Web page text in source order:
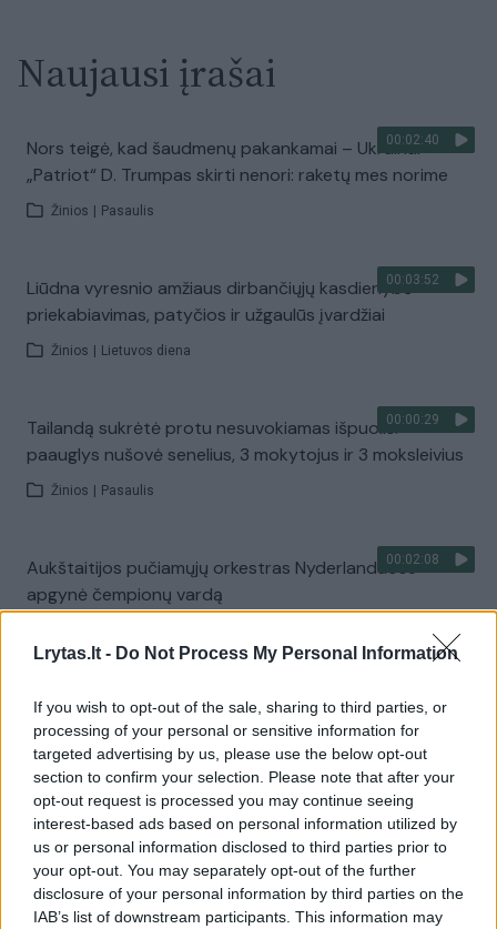
Lrytas.lt - Do Not Process My Personal Information
If you wish to opt-out of the sale, sharing to third parties, or
processing of your personal or sensitive information for
targeted advertising by us, please use the below opt-out
section to confirm your selection. Please note that after your
opt-out request is processed you may continue seeing
interest-based ads based on personal information utilized by
us or personal information disclosed to third parties prior to
your opt-out. You may separately opt-out of the further
disclosure of your personal information by third parties on the
IAB’s list of downstream participants. This information may
Naujausi įrašai
00:02:40
Nors teigė, kad šaudmenų pakankamai – Ukrainai
„Patriot“ D. Trumpas skirti nenori: raketų mes norime
Žinios Pasaulis
00:03:52
Liūdna vyresnio amžiaus dirbančiųjų kasdienybė –
priekabiavimas, patyčios ir užgaulūs įvardžiai
Žinios Lietuvos diena
00:00:29
Tailandą sukrėtė protu nesuvokiamas išpuolis:
paauglys nušovė senelius, 3 mokytojus ir 3 moksleivius
Žinios Pasaulis
00:02:08
Aukštaitijos pučiamųjų orkestras Nyderlanduose
apgynė čempionų vardą
Visi įrašai
Žiūrimiausi įrašai
Vaizdai iš tragiškos avarijos Vilniaus r.: dviejų moterų ir
vaiko gyvybių išgelbėti nepavyko